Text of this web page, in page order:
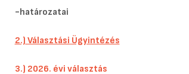
-határozatai
2.) Választási Ügyintézés
3.) 2026. évi választás